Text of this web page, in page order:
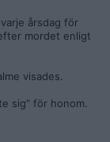
årsdag för
mordet enligt
visades.
sig" för honom.